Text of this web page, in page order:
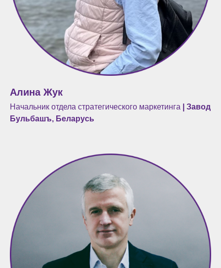
Алина Жук
Начальник отдела стратегического маркетинга
| Завод
Бульбашъ, Беларусь